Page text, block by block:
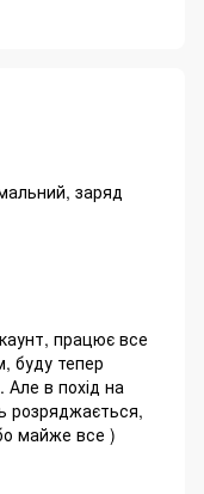
заряд
працює все
буду тепер
Але в похід на
розряджається,
майже все )